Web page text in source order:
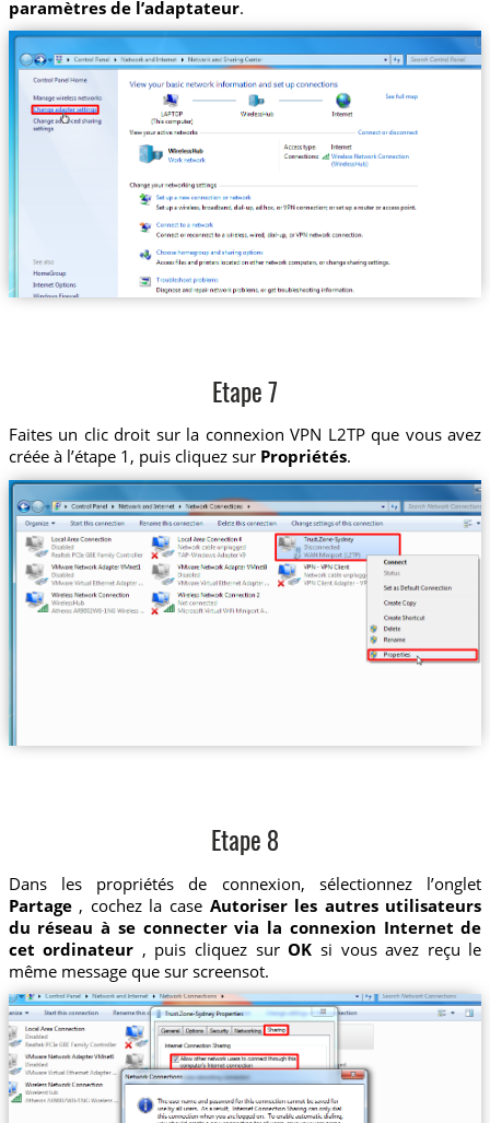
paramètres de l’adaptateur.
Etape 7
Faites un clic droit sur la connexion VPN L2TP que vous avez
créée à l’étape 1, puis cliquez sur Propriétés.
Etape 8
Dans les propriétés de connexion, sélectionnez l’onglet
Partage, cochez la case Autoriser les autres utilisateurs
du réseau à se connecter via la connexion Internet de
cet ordinateur , puis cliquez surOK si vous avez reçu le
même message que sur screensot.